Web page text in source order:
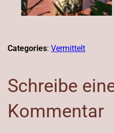
Categories:Vermittelt
Schreibe
Kommentar